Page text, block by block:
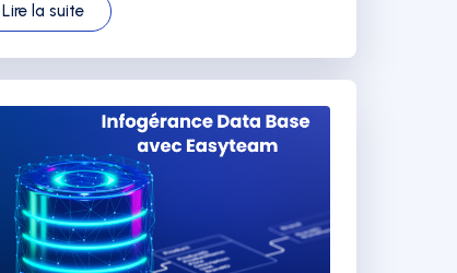
Lire la suite